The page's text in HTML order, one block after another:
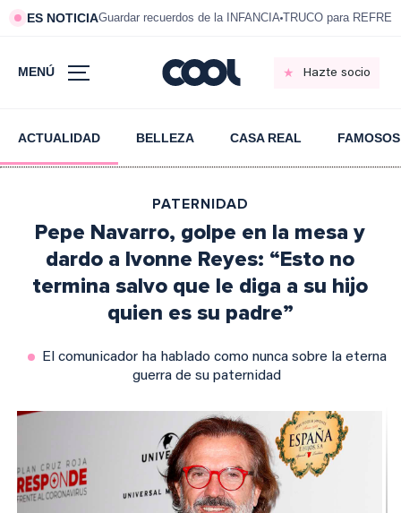
ES NOTICIAGuardar recuerdos de la INFANCIA TRUCO para
MENÚ Hazte socio
ACTUALIDAD BELLEZA CASA REAL FAMOSOS
PATERNIDAD
Pepe Navarro, golpe en la mesa y
dardo a Ivonne Reyes: “Esto no
termina salvo que le diga a su hijo
quien es su padre”
El comunicador ha hablado como nunca sobre la eterna
guerra de su paternidad